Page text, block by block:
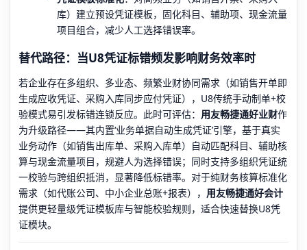
库）建立预设凭证模板，固化科目、辅助项、现金流量
项目组合，减少人工选择错误率。
替代路径：当U8凭证标错频发影响财务效率时
若企业存在多组织、多业态、频繁业财协同需求（如销售开单即
生成应收凭证、采购入库同步应付凭证），U8传统手动制单+校
验模式易引发标错连锁反应。此时可评估： 用友畅捷通好业财作
为升级路径——其内置‘业务单据自动生成凭证’引擎，基于真实
业务动作（如销售出库单、采购入库单）自动匹配科目、辅助核
算与现金流量项目，规避人为选择错误；同时支持多组织凭证统
一校验与跨组织抵消，显著降低标错率。对于纯财务核算标准化
需求（如代账公司、中小企业总账+报表）， 用友畅捷通好会计
提供更轻量级凭证模板库与智能校验规则，适合快速替换U8凭
证模块。